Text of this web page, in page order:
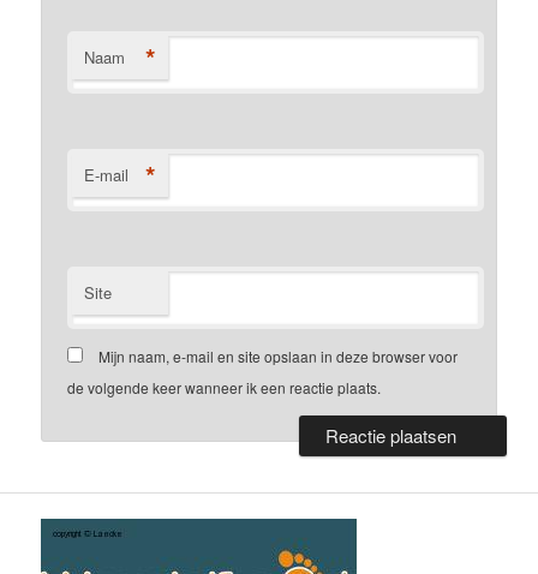
Naam *
E-mail *
Site
Mijn naam, e-mail en site opslaan in deze browser voor
de volgende keer wanneer ik een reactie plaats.